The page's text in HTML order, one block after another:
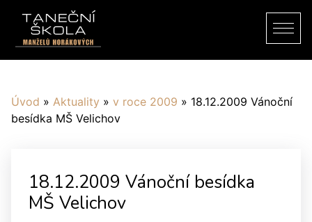
Úvod » Aktuality » v roce 2009 » 18.12.2009 Vánoční
besídka MŠ Velichov
18.12.2009 Vánoční besídka
MŠ Velichov